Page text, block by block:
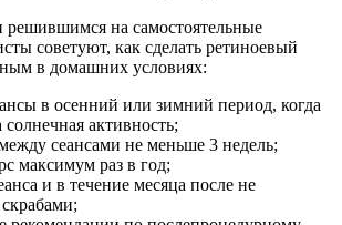
решившимся на самостоятельные
советуют, как сделать ретиноевый
в домашних условиях:
в осенний или зимний период, когда
солнечная активность;
между сеансами не меньше 3 недель;
максимум раз в год;
и в течение месяца после не
скрабами;